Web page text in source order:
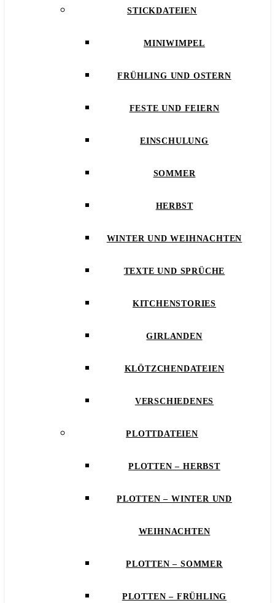
STICKDATEIEN
MINIWIMPEL
FRÜHLING UND OSTERN
FESTE UND FEIERN
EINSCHULUNG
SOMMER
HERBST
WINTER UND WEIHNACHTEN
TEXTE UND SPRÜCHE
KITCHENSTORIES
GIRLANDEN
KLÖTZCHENDATEIEN
VERSCHIEDENES
PLOTTDATEIEN
PLOTTEN – HERBST
PLOTTEN – WINTER UND
WEIHNACHTEN
PLOTTEN – SOMMER
PLOTTEN – FRÜHLING